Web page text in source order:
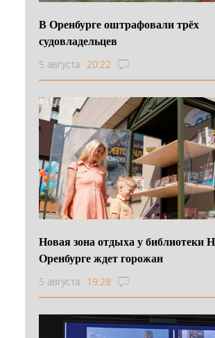
В Оренбурге оштрафовали трёх
судовладельцев
5 августа 20:22
Новая зона отдыха у библиотеки
Оренбурге ждет горожан
5 августа 19:28